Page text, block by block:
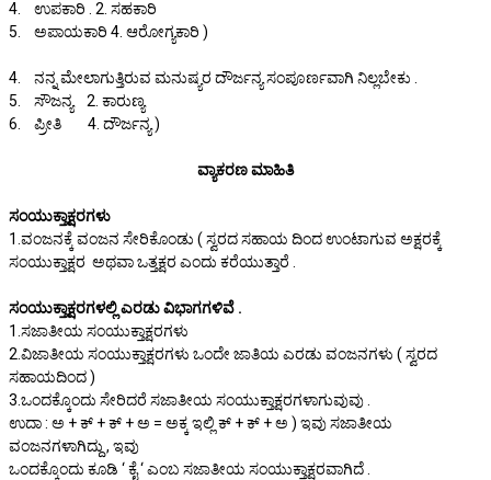
4. ಉಪಕಾರಿ . 2. ಸಹಕಾರಿ
5. ಅಪಾಯಕಾರಿ 4. ಆರೋಗ್ಯಕಾರಿ )
4. ನನ್ನ ಮೇಲಾಗುತ್ತಿರುವ ಮನುಷ್ಯರ ದೌರ್ಜನ್ಯ ಸಂಪೂರ್ಣವಾಗಿ ನಿಲ್ಲಬೇಕು .
5. ಸೌಜನ್ಯ 2. ಕಾರುಣ್ಯ
6. ಪ್ರೀತಿ 4. ದೌರ್ಜನ್ಯ )
ವ್ಯಾಕರಣ ಮಾಹಿತಿ
ಸಂಯುಕ್ತಾಕ್ಷರಗಳು
1.ವಂಜನಕ್ಕೆ ವಂಜನ ಸೇರಿಕೊಂಡು ( ಸ್ವರದ ಸಹಾಯ ದಿಂದ ಉಂಟಾಗುವ ಅಕ್ಷರಕ್ಕೆ
ಸಂಯುಕ್ತಾಕ್ಷರ ಅಥವಾ ಒತ್ತಕ್ಷರ ಎಂದು ಕರೆಯುತ್ತಾರೆ .
ಸಂಯುಕ್ತಾಕ್ಷರಗಳಲ್ಲಿ ಎರಡು ವಿಭಾಗಗಳಿವೆ .
1.ಸಜಾತೀಯ ಸಂಯುಕ್ತಾಕ್ಷರಗಳು
2.ವಿಜಾತೀಯ ಸಂಯುಕ್ತಾಕ್ಷರಗಳು ಒಂದೇ ಜಾತಿಯ ಎರಡು ವಂಜನಗಳು ( ಸ್ವರದ
ಸಹಾಯದಿಂದ )
3.ಒಂದಕ್ಕೊಂದು ಸೇರಿದರೆ ಸಜಾತೀಯ ಸಂಯುಕ್ತಾಕ್ಷರಗಳಾಗುವುವು .
ಉದಾ : ಅ + ಕ್ + ಕ್ + ಅ = ಅಕ್ಕ ಇಲ್ಲಿ ಕ್ + ಕ್ + ಅ ) ಇವು ಸಜಾತೀಯ
ವಂಜನಗಳಾಗಿದ್ದು , ಇವು
ಒಂದಕ್ಕೊಂದು ಕೂಡಿ ‘ ಕೈ ‘ ಎಂಬ ಸಜಾತೀಯ ಸಂಯುಕ್ತಾಕ್ಷರವಾಗಿದೆ .